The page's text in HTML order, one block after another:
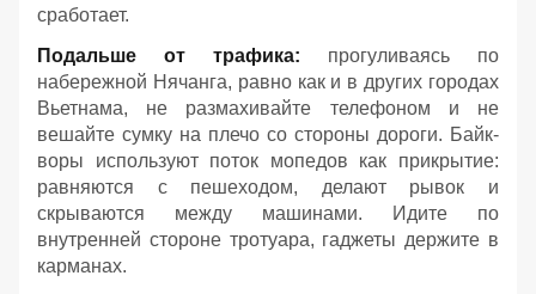
сработает.
Подальше от трафика: прогуливаясь по
набережной Нячанга, равно как и в других городах
Вьетнама, не размахивайте телефоном и не
вешайте сумку на плечо со стороны дороги. Байк-
воры используют поток мопедов как прикрытие:
равняются с пешеходом, делают рывок и
скрываются между машинами. Идите по
внутренней стороне тротуара, гаджеты держите в
карманах.